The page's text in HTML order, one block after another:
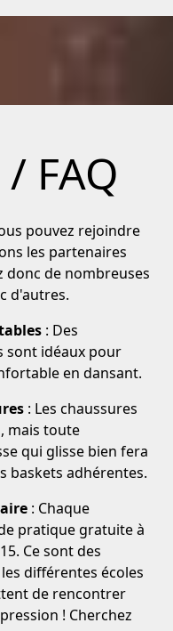
FAQ
pouvez rejoindre
les partenaires
donc de nombreuses
d'autres.
: Des
sont idéaux pour
en dansant.
: Les chaussures
mais toute
qui glisse bien fera
baskets adhérentes.
: Chaque
pratique gratuite à
Ce sont des
différentes écoles
de rencontrer
! Cherchez